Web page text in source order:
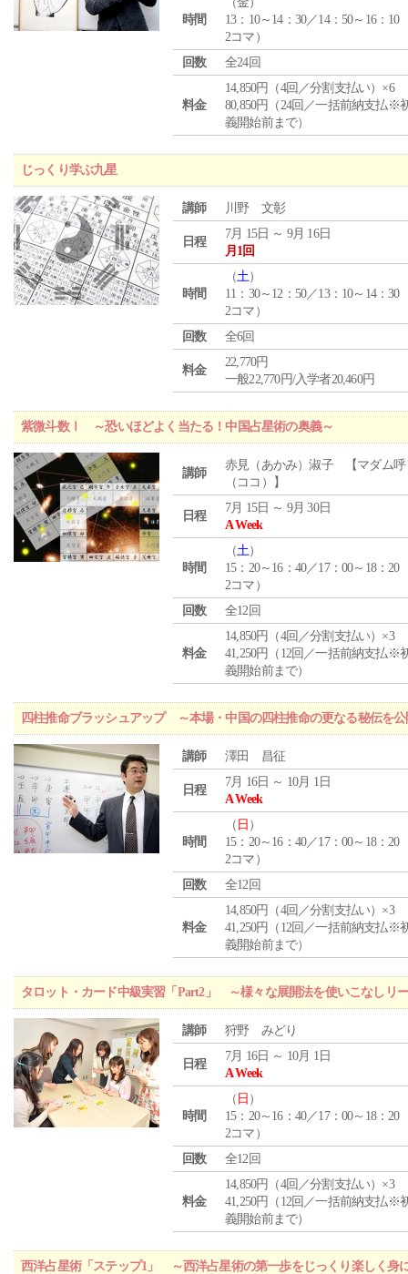
時間
13：10～14：30／14：50～16：10
2コマ）
回数
全24回
料金
14,850円（4回／分割支払い）×6
80,850円（24回／一括前納支払※
義開始前まで）
じっくり学ぶ九星
講師 川野 文彰
日程
7月 15日 ～ 9月 16日
月1回
時間
（土）
11：30～12：50／13：10～14：30
2コマ）
回数
全6回
料金
22,770円
一般22,770円/入学者20,460円
紫微斗数Ⅰ ～恐いほどよく当たる！中国占星術の奥義～
講師
赤見（あかみ）淑子 【マダム呼
（ココ）】
日程
7月 15日 ～ 9月 30日
A Week
時間
（土）
15：20～16：40／17：00～18：20
2コマ）
回数
全12回
料金
14,850円（4回／分割支払い）×3
41,250円（12回／一括前納支払※
義開始前まで）
四柱推命ブラッシュアップ ～本場・中国の四柱推命の更なる秘伝を
講師 澤田 昌征
日程
7月 16日 ～ 10月 1日
A Week
時間
（ 日 ）
15：20～16：40／17：00～18：20
2コマ）
回数
全12回
料金
14,850円（4回／分割支払い）×3
41,250円（12回／一括前納支払※
義開始前まで）
タロット・カード中級実習「Part2」 ～様々な展開法を使いこなしリ
講師 狩野 みどり
日程
7月 16日 ～ 10月 1日
A Week
時間
（ 日 ）
15：20～16：40／17：00～18：20
2コマ）
回数
全12回
料金
14,850円（4回／分割支払い）×3
41,250円（12回／一括前納支払※
義開始前まで）
西洋占星術「ステップ1」 ～西洋占星術の第一歩をじっくり楽しく身